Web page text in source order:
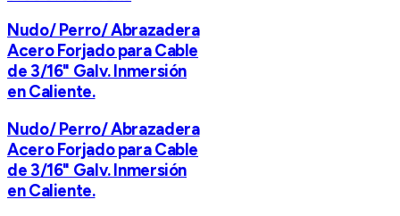
Nudo/ Perro/ Abrazadera
Acero Forjado para Cable
de 3/16" Galv. Inmersión
en Caliente.
Nudo/ Perro/ Abrazadera
Acero Forjado para Cable
de 3/16" Galv. Inmersión
en Caliente.